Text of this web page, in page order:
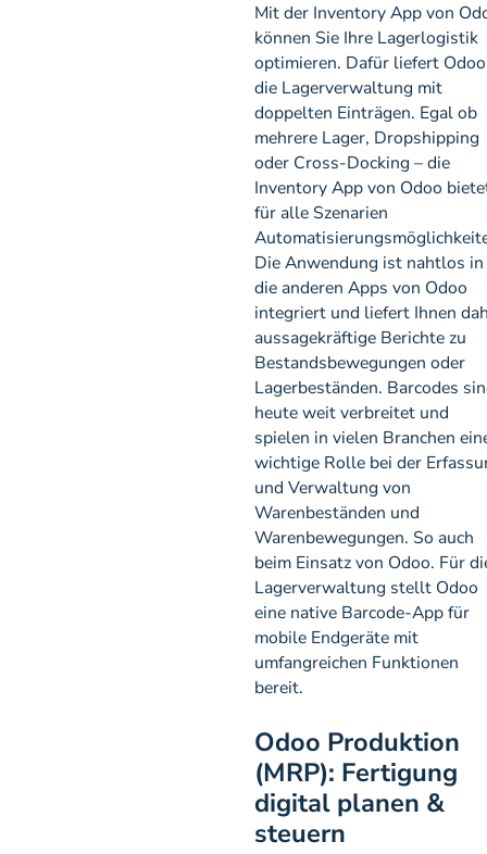
Mit der Inventory App von
können Sie Ihre Lagerlogistik
optimieren. Dafür liefert Odoo
die Lagerverwaltung mit
doppelten Einträgen. Egal ob
mehrere Lager, Dropshipping
oder Cross-Docking – die
Inventory App von Odoo
für alle Szenarien
Die Anwendung ist nahtlos in
die anderen Apps von Odoo
integriert und liefert Ihnen
aussagekräftige Berichte zu
Bestandsbewegungen oder
Lagerbeständen. Barcodes
heute weit verbreitet und
spielen in vielen Branchen
wichtige Rolle bei der
und Verwaltung von
Warenbeständen und
Warenbewegungen. So auch
beim Einsatz von Odoo. Für
Lagerverwaltung stellt Odoo
eine native Barcode-App für
mobile Endgeräte mit
umfangreichen Funktionen
bereit.
Odoo Produktion
(MRP): Fertigung
digital planen &
steuern